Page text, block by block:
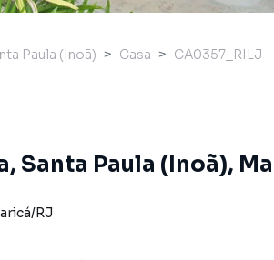
Paula (Inoã) Casa CA0357_RILJ
Santa Paula (Inoã),
/RJ